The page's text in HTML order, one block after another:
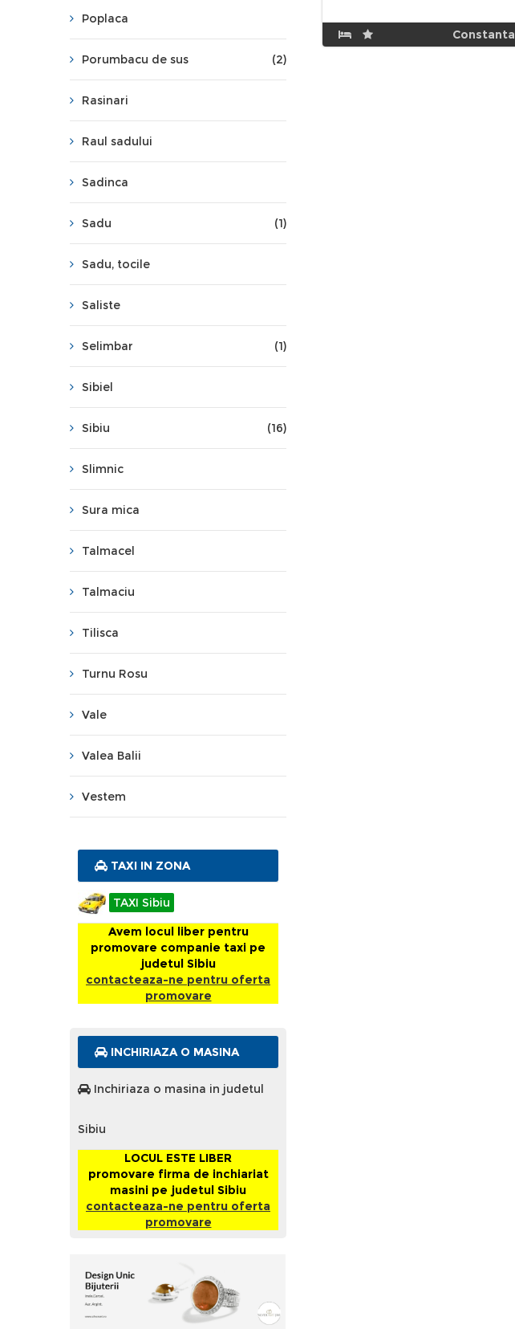
Poplaca
Porumbacu de sus (2)
Rasinari
Raul sadului
Sadinca
Sadu (1)
Sadu, tocile
Saliste
Selimbar (1)
Sibiel
Sibiu (16)
Slimnic
Sura mica
Talmacel
Talmaciu
Tilisca
Turnu Rosu
Vale
Valea Balii
Vestem
TAXI IN ZONA
TAXI Sibiu
Avem locul liber pentru
promovare companie taxi pe
judetul Sibiu
contacteaza-ne pentru oferta
promovare
INCHIRIAZA O MASINA
Inchiriaza o masina in judetul
Sibiu
LOCUL ESTE LIBER
promovare firma de inchiariat
masini pe judetul Sibiu
contacteaza-ne pentru oferta
promovare
Constanta